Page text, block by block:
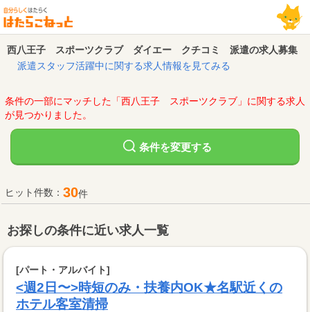
西八王子 スポーツクラブ ダイエー クチコミ 派遣の求人募集
派遣スタッフ活躍中に関する求人情報を見てみる
条件の一部にマッチした「西八王子 スポーツクラブ」に関する求人
が見つかりました。
条件を変更する
ヒット件数： 30件
お探しの条件に近い求人一覧
[パート・アルバイト]
<週2日〜>時短のみ・扶養内OK★名駅近くの
ホテル客室清掃